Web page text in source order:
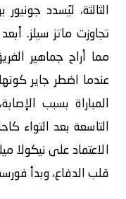
الثالثة، ليُسدد
تجاوزت ماتز سيلز.
مما أراح جماهير
عندما اضطر جاير
المباراة بسبب
التاسعة بعد التواء
الاعتماد على نيكولا
قلب الدفاع، وبدأ